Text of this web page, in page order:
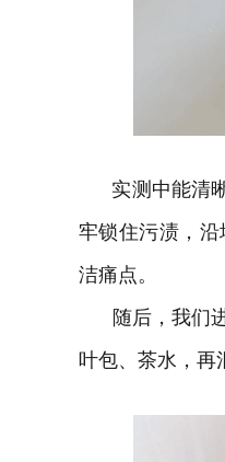
实测中能清
牢锁住污渍，
洁痛点。
随后，我们
叶包、茶水，再